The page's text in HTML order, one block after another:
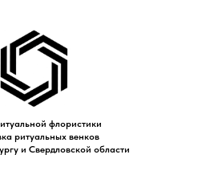
флористики
ритуальных венков
и Свердловской области